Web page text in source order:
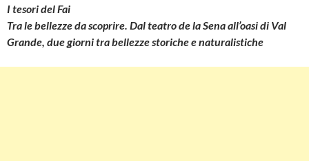
I tesori del Fai
Tra le bellezze da scoprire. Dal teatro de la Sena all’oasi di Val
Grande, due giorni tra bellezze storiche e naturalistiche